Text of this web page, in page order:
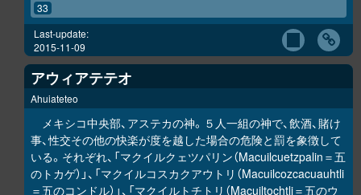
33
Last-update:
2015-11-09
アウィアテテオ
Ahuiateteo
メキシコ中央部、アステカの神。５人一組の神で、飲酒、賭け
事、性交その他の快楽が度を越した場合の危険と罰を象徴して
いる。それぞれ、「マクイルクェツパリン（Macuilcuetzpalin＝五
のトカゲ）」、「マクイルコスカクアウトリ（Macuilcozcacuauhtli
＝五のコンドル）」、「マクイルトチトリ（Macuiltochtli＝五のウ